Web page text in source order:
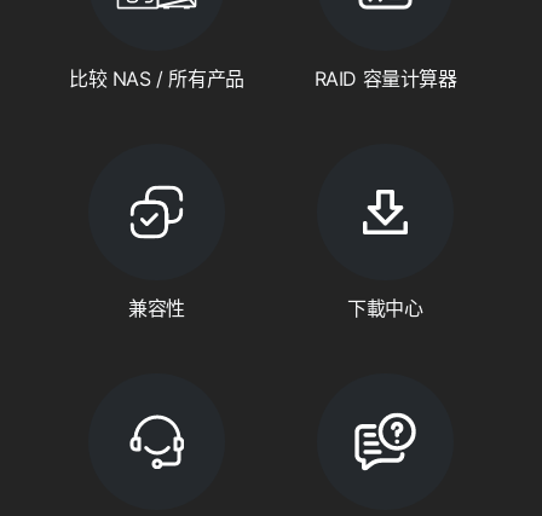
比较 NAS / 所有产品 RAID 容量计算器
兼容性 下載中心